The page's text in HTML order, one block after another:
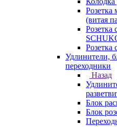
Розетка
(витая
Розетка
Розетка
Удлинители,
переходники
Назад
Блок
Блок